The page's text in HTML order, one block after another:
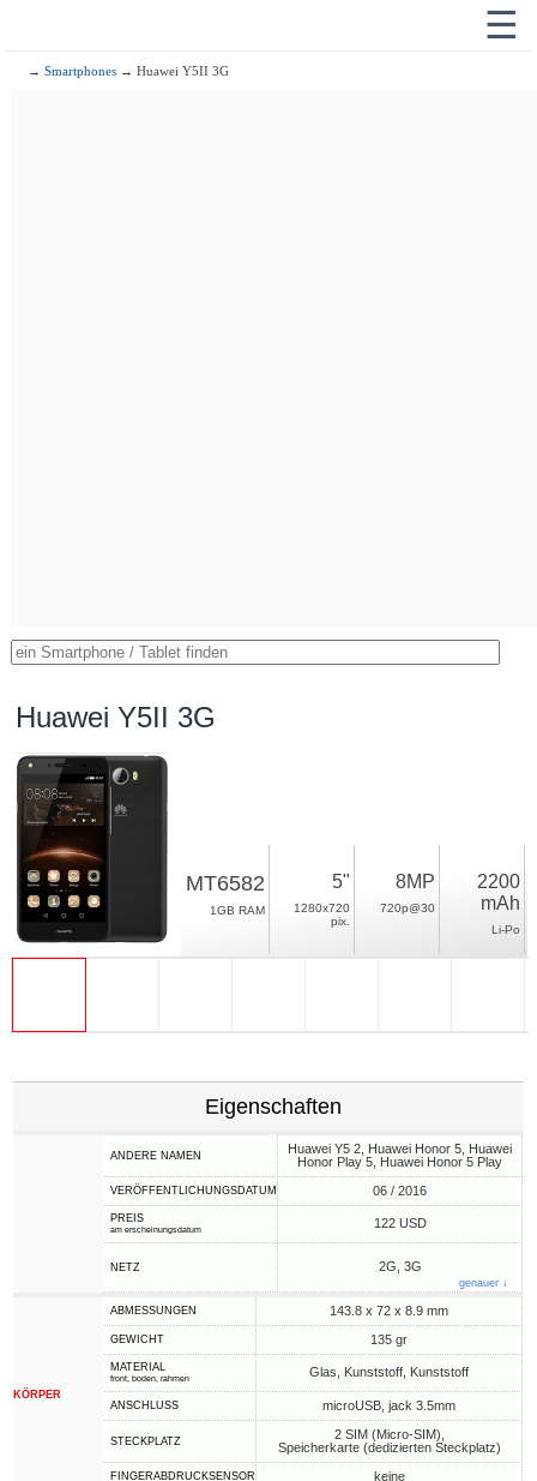
☰
→Smartphones → Huawei Y5II 3G
Huawei Y5II 3G
MT6582
1GB RAM
5"
1280x720
pix.
8MP
720p@30
2200
mAh
Li-Po
Eigenschaften
ANDERE NAMEN
Huawei Y5 2, Huawei Honor 5, Huawei
Honor Play 5, Huawei Honor 5 Play
VERÖFFENTLICHUNGSDATUM 06 / 2016
PREIS
am erscheinungsdatum 122 USD
NETZ 2G, 3G
genauer ↓
KÖRPER
ABMESSUNGEN 143.8 x 72 x 8.9 mm
GEWICHT 135 gr
MATERIAL
front, boden, rahmen Glas, Kunststoff, Kunststoff
ANSCHLUSS microUSB, jack 3.5mm
STECKPLATZ
2 SIM (Micro-SIM),
Speicherkarte (dedizierten Steckplatz)
FINGERABDRUCKSENSOR keine